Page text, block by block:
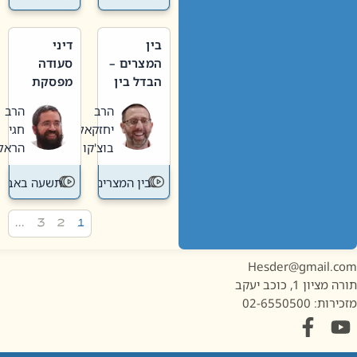
בין
המצרים –
הבדל בין
חדשה
לישנה
הרב
יחזקאל
בוצ'קו
בין המצרים
דיני
סעודה
מפסקת
תשעה
באב
הרב
חגי
הראל
תשעה באב
1, כוכב יעקב
02-6550500